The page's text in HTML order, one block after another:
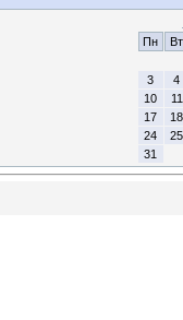
Пн
Вт
3
4
10
11
17
18
24
25
31